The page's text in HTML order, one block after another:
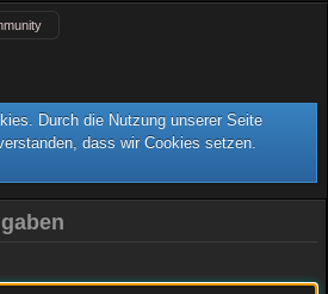
Durch die Nutzung unserer Seite
dass wir Cookies setzen.